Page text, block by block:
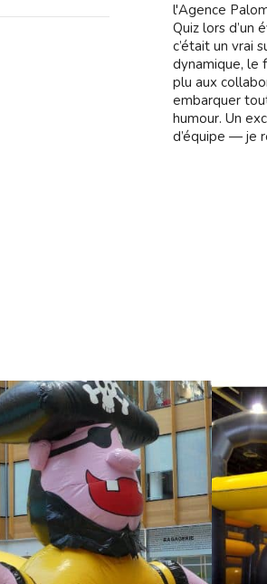
l'Agence
Quiz lors d’un
c’était un vrai
dynamique, le
plu aux
embarquer
humour. Un
d’équipe — je